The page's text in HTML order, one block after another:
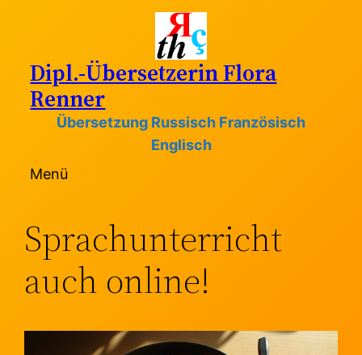
Dipl.-Übersetzerin Flora
Renner
Übersetzung Russisch Französisch
Englisch
Menü
Sprachunterricht
auch online!